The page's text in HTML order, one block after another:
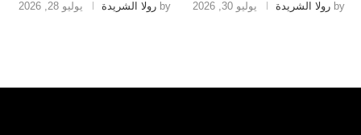
by رولا الشريدة يوليو 30, 2026 by رولا الشريدة يوليو 28, 2026